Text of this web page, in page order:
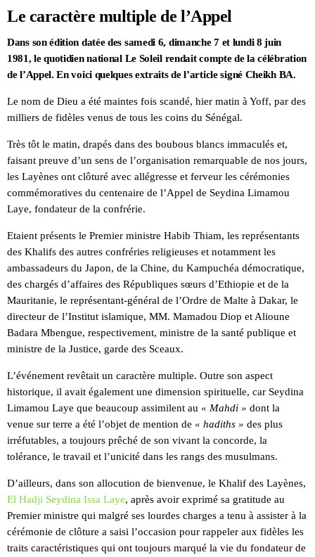
Le caractère multiple de l’Appel
Dans son édition datée des samedi 6, dimanche 7 et lundi 8 juin
1981, le quotidien national Le Soleil rendait compte de la célébration
de l’Appel. En voici quelques extraits de l’article signé Cheikh BA.
Le nom de Dieu a été maintes fois scandé, hier matin à Yoff, par des
milliers de fidèles venus de tous les coins du Sénégal.
Très tôt le matin, drapés dans des boubous blancs immaculés et,
faisant preuve d’un sens de l’organisation remarquable de nos jours,
les Layènes ont clôturé avec allégresse et ferveur les cérémonies
commémoratives du centenaire de l’Appel de Seydina Limamou
Laye, fondateur de la confrérie.
Etaient présents le Premier ministre Habib Thiam, les représentants
des Khalifs des autres confréries religieuses et notamment les
ambassadeurs du Japon, de la Chine, du Kampuchéa démocratique,
des chargés d’affaires des Républiques sœurs d’Ethiopie et de la
Mauritanie, le représentant-général de l’Ordre de Malte à Dakar, le
directeur de l’Institut islamique, MM. Mamadou Diop et Alioune
Badara Mbengue, respectivement, ministre de la santé publique et
ministre de la Justice, garde des Sceaux.
L’événement revêtait un caractère multiple. Outre son aspect
historique, il avait également une dimension spirituelle, car Seydina
Limamou Laye que beaucoup assimilent au « Mahdi » dont la
venue sur terre a été l’objet de mention de « hadiths » des plus
irréfutables, a toujours prêché de son vivant la concorde, la
tolérance, le travail et l’unicité dans les rangs des musulmans.
D’ailleurs, dans son allocution de bienvenue, le Khalif des Layènes,
El Hadji Seydina Issa Laye, après avoir exprimé sa gratitude au
Premier ministre qui malgré ses lourdes charges a tenu à assister à la
cérémonie de clôture a saisi l’occasion pour rappeler aux fidèles les
traits caractéristiques qui ont toujours marqué la vie du fondateur de